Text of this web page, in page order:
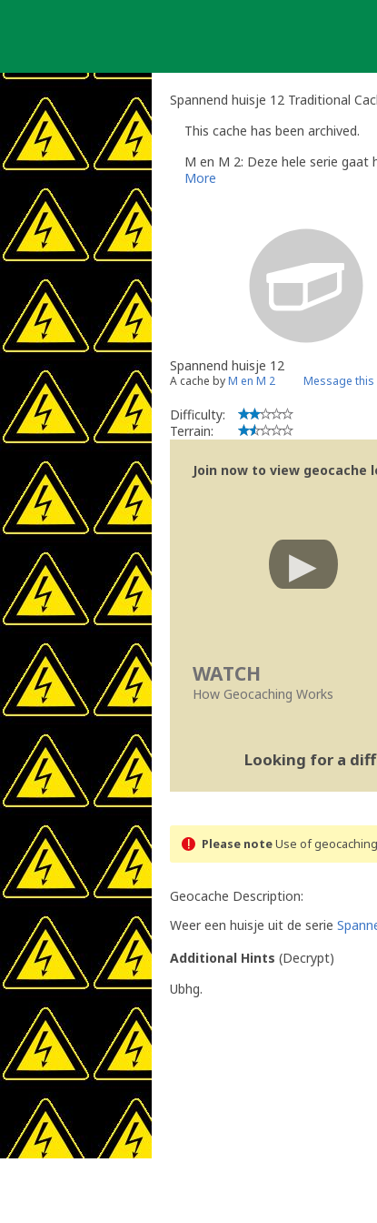
Spannend huisje 12 Traditional
This cache has been archived.
M en M 2: Deze hele serie
More
Spannend huisje 12
A cache byM en M 2 Message this
Difficulty:
Terrain:
Join now to view
WATCH
How Geocaching Works
Looking for a
Please noteUse of
Geocache Description:
Weer een huisje uit de serie
Additional Hints (Decrypt)
Ubhg.